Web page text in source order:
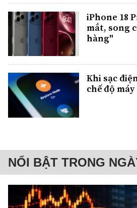
iPhone 18
mắt, song
hàng"
Khi sạc
chế độ máy
NỔI BẬT TRONG